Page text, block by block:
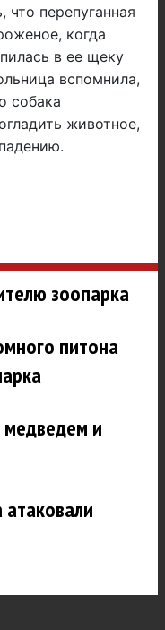
что перепуганная
когда
в ее щеку
вспомнила,
собака
животное,
зоопарка
питона
медведем и
атаковали